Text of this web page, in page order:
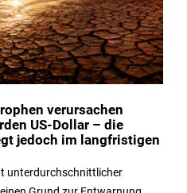
verursachen
US-Dollar – die
jedoch im langfristigen
unterdurchschnittlicher